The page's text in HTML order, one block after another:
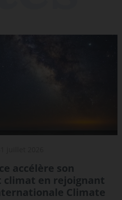
accélère son
climat en rejoignant
Climate